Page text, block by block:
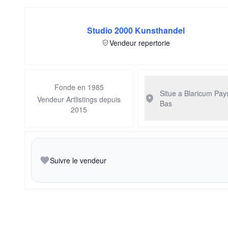
Studio 2000 Kunsthandel
Vendeur repertorie
Fonde en 1985
Vendeur Artlistings depuis
2015
Situe a Blaricum
Bas
Suivre le vendeur